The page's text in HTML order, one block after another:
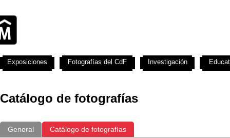
Catálogo de fotografías
General Catálogo de fotografías
Exposiciones Fotografías del CdF Investigación